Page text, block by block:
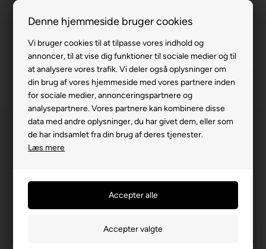
Denne hjemmeside bruger cookies
Vi bruger cookies til at tilpasse vores indhold og
annoncer, til at vise dig funktioner til sociale medier og til
at analysere vores trafik. Vi deler også oplysninger om
din brug af vores hjemmeside med vores partnere inden
for sociale medier, annonceringspartnere og
analysepartnere. Vores partnere kan kombinere disse
data med andre oplysninger, du har givet dem, eller som
de har indsamlet fra din brug af deres tjenester.
Læs mere